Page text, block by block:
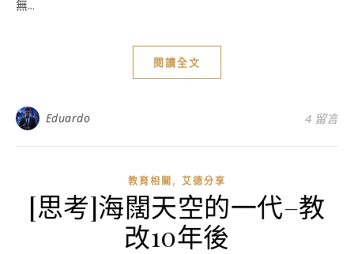
無...
閱讀全文
Eduardo 4 留言
教育相關 , 艾德分享
[思考]海闊天空的一代–教
改10年後